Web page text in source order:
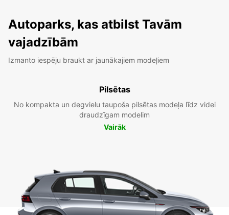
Autoparks, kas atbilst Tavām
vajadzībām
Izmanto iespēju braukt ar jaunākajiem modeļiem
Pilsētas
No kompakta un degvielu taupoša pilsētas modeļa līdz videi
draudzīgam modelim
Vairāk